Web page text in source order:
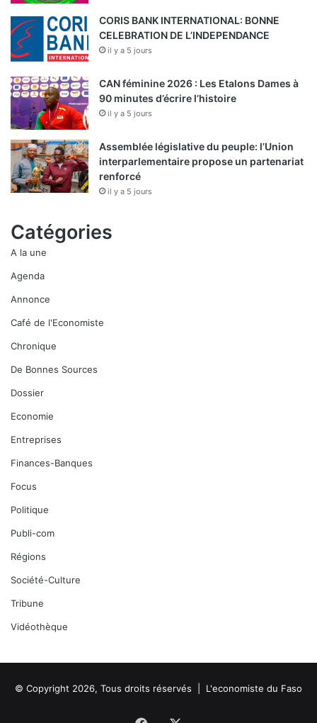
CORIS BANK INTERNATIONAL: BONNE
CELEBRATION DE L’INDEPENDANCE
il y a 5 jours
CAN féminine 2026 : Les Etalons Dames à
90 minutes d’écrire l’histoire
il y a 5 jours
Assemblée législative du peuple: l’Union
interparlementaire propose un partenariat
renforcé
il y a 5 jours
Catégories
A la une
Agenda
Annonce
Café de l'Economiste
Chronique
De Bonnes Sources
Dossier
Economie
Entreprises
Finances-Banques
Focus
Politique
Publi-com
Régions
Société-Culture
Tribune
Vidéothèque
© Copyright 2026, Tous droits réservés | L'economiste du Faso